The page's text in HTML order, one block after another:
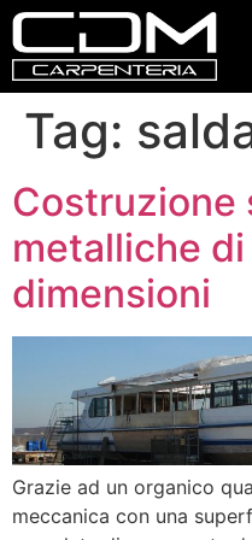
Tag:
Costruzione
metalliche
dimensioni
Grazie ad un organico
meccanica con una